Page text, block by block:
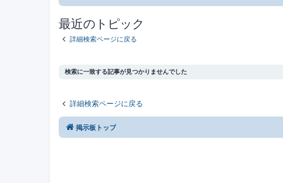
最近のトピック
詳細検索ページに戻る
検索に一致する記事が見つかりませんでした
詳細検索ページに戻る
掲示板トップ